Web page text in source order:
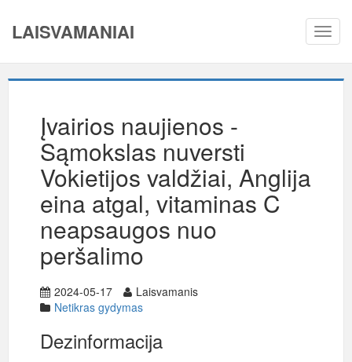
LAISVAMANIAI
Įvairios naujienos -
Sąmokslas nuversti
Vokietijos valdžiai, Anglija
eina atgal, vitaminas C
neapsaugos nuo
peršalimo
2024-05-17
Laisvamanis
Netikras gydymas
Dezinformacija